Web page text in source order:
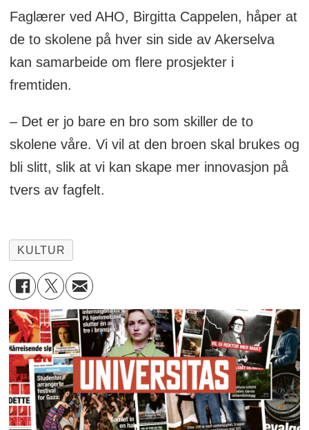
Faglærer ved AHO, Birgitta Cappelen, håper at
de to skolene på hver sin side av Akerselva
kan samarbeide om flere prosjekter i
fremtiden.
– Det er jo bare en bro som skiller de to
skolene våre. Vi vil at den broen skal brukes og
bli slitt, slik at vi kan skape mer innovasjon på
tvers av fagfelt.
KULTUR